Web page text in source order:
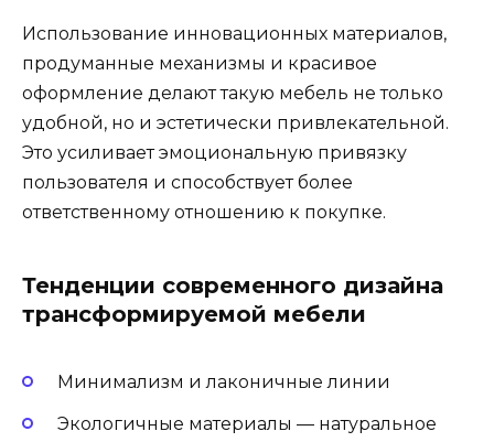
Использование инновационных материалов,
продуманные механизмы и красивое
оформление делают такую мебель не только
удобной, но и эстетически привлекательной.
Это усиливает эмоциональную привязку
пользователя и способствует более
ответственному отношению к покупке.
Тенденции современного дизайна
трансформируемой мебели
Минимализм и лаконичные линии
Экологичные материалы — натуральное